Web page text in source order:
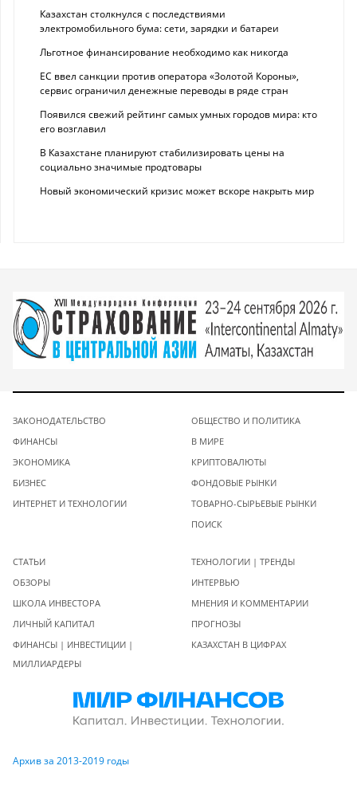
Казахстан столкнулся с последствиями
электромобильного бума: сети, зарядки и батареи
Льготное финансирование необходимо как никогда
ЕС ввел санкции против оператора «Золотой Короны»,
сервис ограничил денежные переводы в ряде стран
Появился свежий рейтинг самых умных городов мира: кто
его возглавил
В Казахстане планируют стабилизировать цены на
социально значимые продтовары
Новый экономический кризис может вскоре накрыть мир
ЗАКОНОДАТЕЛЬСТВО
ФИНАНСЫ
ЭКОНОМИКА
БИЗНЕС
ИНТЕРНЕТ И ТЕХНОЛОГИИ
ОБЩЕСТВО И ПОЛИТИКА
В МИРЕ
КРИПТОВАЛЮТЫ
ФОНДОВЫЕ РЫНКИ
ТОВАРНО-СЫРЬЕВЫЕ РЫНКИ
ПОИСК
СТАТЬИ
ОБЗОРЫ
ШКОЛА ИНВЕСТОРА
ЛИЧНЫЙ КАПИТАЛ
ФИНАНСЫ | ИНВЕСТИЦИИ |
МИЛЛИАРДЕРЫ
ТЕХНОЛОГИИ | ТРЕНДЫ
ИНТЕРВЬЮ
МНЕНИЯ И КОММЕНТАРИИ
ПРОГНОЗЫ
КАЗАХСТАН В ЦИФРАХ
Архив за 2013-2019 годы